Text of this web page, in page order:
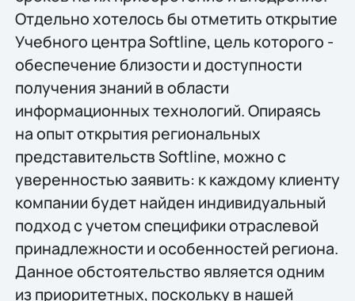
Отдельно хотелось бы отметить открытие
Учебного центра Softline, цель которого -
обеспечение близости и доступности
получения знаний в области
информационных технологий. Опираясь
на опыт открытия региональных
представительств Softline, можно с
уверенностью заявить: к каждому клиенту
компании будет найден индивидуальный
подход с учетом специфики отраслевой
принадлежности и особенностей региона.
Данное обстоятельство является одним
из приоритетных, поскольку в нашей